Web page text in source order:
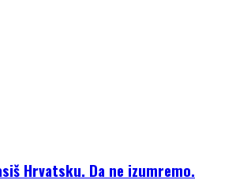
Hrvatsku. Da ne izumremo.